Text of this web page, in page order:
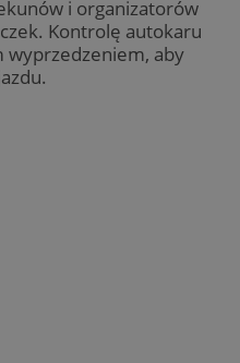
i organizatorów
Kontrolę autokaru
wyprzedzeniem, aby